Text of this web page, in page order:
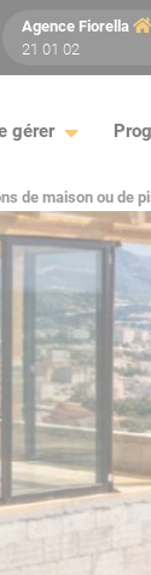
Agence Fiorella
21 01 02
gérer
de maison ou de